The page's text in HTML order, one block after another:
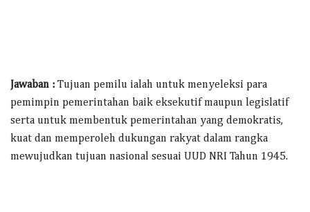
Jawaban : Tujuan pemilu ialah untuk menyeleksi para
pemimpin pemerintahan baik eksekutif maupun legislatif
serta untuk membentuk pemerintahan yang demokratis,
kuat dan memperoleh dukungan rakyat dalam rangka
mewujudkan tujuan nasional sesuai UUD NRI Tahun 1945.